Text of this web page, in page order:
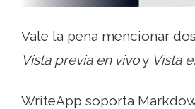
Vale la pena mencionar
Vista previa en vivoy Vista
WriteApp soporta